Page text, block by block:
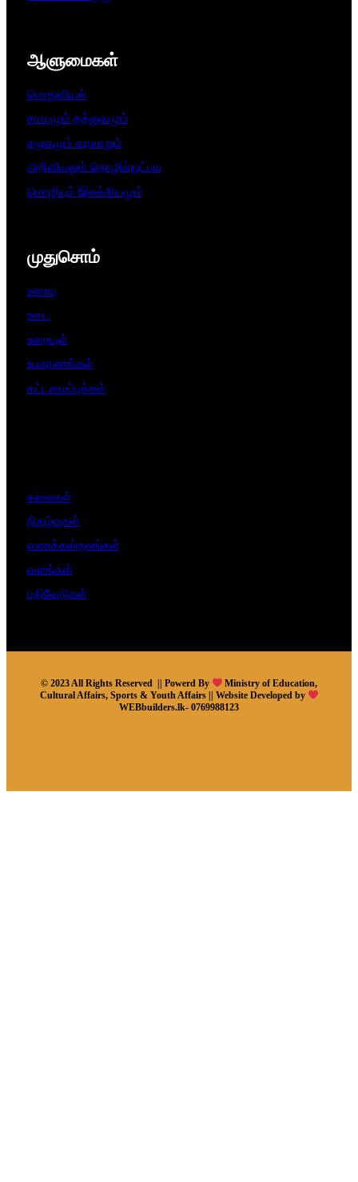
ஆளுமைகள்​
பொதுவியல்
சமயமும் தத்துவமும்
சமூகமும் வரலாறும்
அறிவியலும் தொழில்நுட்பம
மொழியும் இலக்கியமும்
முதுசொம்
உணவு
உடை
உறையுள்
உபகரணங்கள்
கட்டமைப்புக்கள்
கலைகள்
நிகழ்வுகள்
வணக்கஸ்தலங்கள்
வளங்கள்
பதிவேடுகள்
© 2023 All Rights Reserved || Powerd By
Ministry of Education,
Cultural Affairs, Sports & Youth Affairs || Website Developed by
WEBbuilders.lk- 0769988123